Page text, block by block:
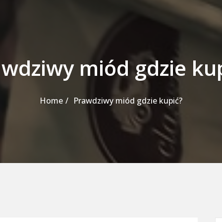
miód gdzie
Home Prawdziwy miód gdzie kupić?